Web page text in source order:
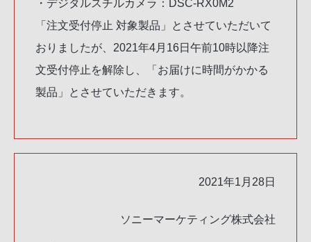
・デジタルスチルカメラ：DSC-RX0M2
「注文受付停止 対象製品」とさせていただいて
おりましたが、2021年4月16日午前10時以降注
文受付停止を解除し、「お届けに時間がかかる
製品」とさせていただきます。
2021年1月28日
ソニーマーケティング株式会社